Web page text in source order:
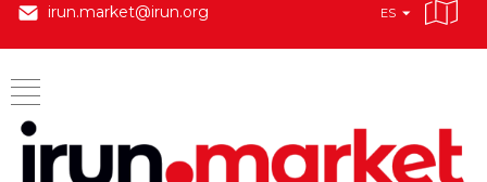
irun.market@irun.org ES